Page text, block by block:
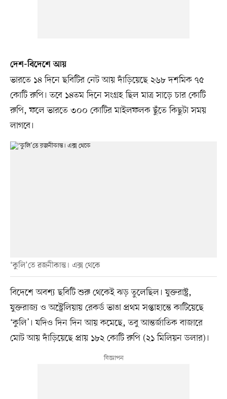
দেশ-বিদেশে আয়
ভারতে ১৪ দিনে ছবিটির নেট আয় দাঁড়িয়েছে ২৬৮ দশমিক ৭৫
কোটি রুপি। তবে ১৪তম দিনে সংগ্রহ ছিল মাত্র সাড়ে চার কোটি
রুপি, ফলে ভারতে ৩০০ কোটির মাইলফলক ছুঁতে কিছুটা সময়
লাগবে।
‘কুলি’তে রজনীকান্ত। এক্স থেকে
বিদেশে অবশ্য ছবিটি শুরু থেকেই ঝড় তুলেছিল। যুক্তরাষ্ট্র,
যুক্তরাজ্য ও অস্ট্রেলিয়ায় রেকর্ড ভাঙা প্রথম সপ্তাহান্তে কাটিয়েছে
‘কুলি’। যদিও দিন দিন আয় কমেছে, তবু আন্তর্জাতিক বাজারে
মোট আয় দাঁড়িয়েছে প্রায় ১৮২ কোটি রুপি (২১ মিলিয়ন ডলার)।